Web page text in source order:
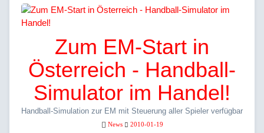
Zum EM-Start in
Österreich - Handball-
Simulator im Handel!
Handball-Simulation zur EM mit Steuerung aller Spieler verfügbar
News 2010-01-19